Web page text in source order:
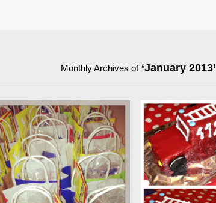
Monthly Archives of‘January 2013’